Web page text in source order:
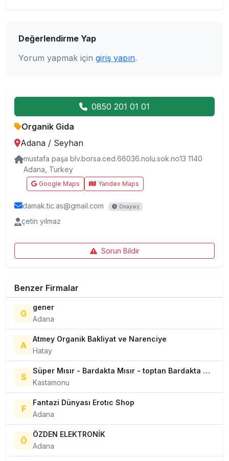
Değerlendirme Yap
Yorum yapmak için giriş yapın.
0850 201 01 01
Organik Gida
Adana / Seyhan
mustafa paşa blv.borsa.ced.66036.nolu.sok.no13 1140
Adana, Turkey
Google Maps Yandex Maps
damak.tic.as@gmail.com Onaysız
çetin yılmaz
Sorun Bildir
Benzer Firmalar
G
gener
Adana
A
Atmey Organik Bakliyat ve Narenciye
Hatay
S
Süper Mısır - Bardakta Mısır - toptan Bardakta Mısır - tane mısır
Kastamonu
F
Fantazi Dünyası Erotıc Shop
Adana
Ö
ÖZDEN ELEKTRONİK
Adana